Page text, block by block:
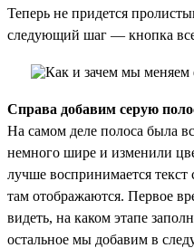
Теперь не придется
следующий шаг — кнопка
Справа добавим серую
На самом деле полоса была
немного шире и изменили
лучше воспринимается текст
там отображаются. Первое
видеть, на каком этапе
остальное мы добавим в